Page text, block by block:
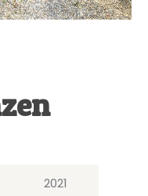
2021